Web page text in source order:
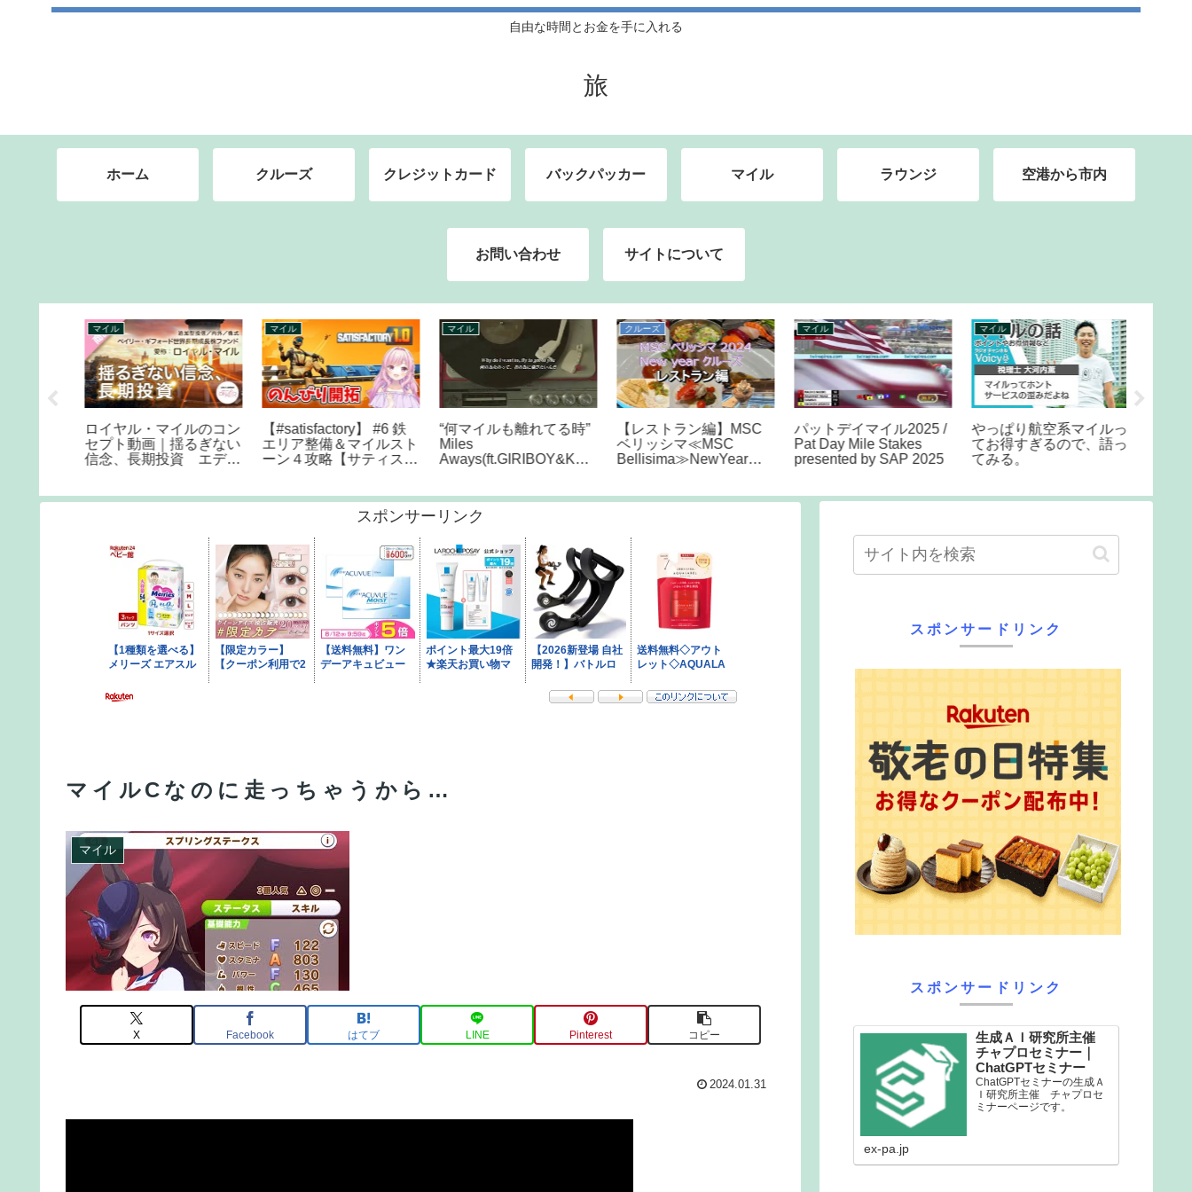
自由な時間とお金を手に入れる
旅
ホーム クルーズ クレジットカード バックパッカー マイル ラウンジ 空港から市内
お問い合わせ サイトについて
マイル
ロイヤル・マイルのコン
セプト動画｜揺るぎない
信念、長期投資 エディ
ー・ギフォード世界長期
マイル
【#satisfactory】 #6 鉄
エリア整備＆マイルスト
ーン４攻略【サティスフ
マイル
“何マイルも離れてる時”
Miles
Aways(ft.GIRIBOY&Kwa
クルーズ
【レストラン編】MSC
ベリッシマ≪MSC
Bellisima≫NewYearク
マイル
パットデイマイル2025 /
Pat Day Mile Stakes
presented by SAP 2025
マイル
やっぱり航空系マイルっ
てお得すぎるので、語っ
てみる。
スポンサーリンク
マイルCなのに走っちゃうから…
マイル
X Facebook はてブ LINE Pinterest コピー
2024.01.31
スポンサードリンク
スポンサードリンク
生成ＡＩ研究所主催
チャプロセミナー｜
ChatGPTセミナー
ChatGPTセミナーの生成Ａ
Ｉ研究所主催 チャプロセ
ミナーページです。
ex-pa.jp